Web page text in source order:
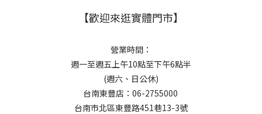
【歡迎來逛實體門市】
營業時間：
週一至週五上午10點至下午6點半
(週六、日公休)
台南東豐店：06-2755000
台南市北區東豐路451巷13-3號